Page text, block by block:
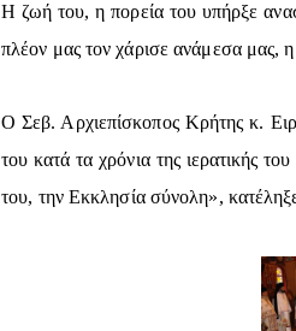
Η ζωή του, η πορεία του υπήρξε
πλέον μας τον χάρισε ανάμεσα μας,
Ο Σεβ. Αρχιεπίσκοπος Κρήτης κ.
του κατά τα χρόνια της ιερατικής
του, την Εκκλησία σύνολη»,